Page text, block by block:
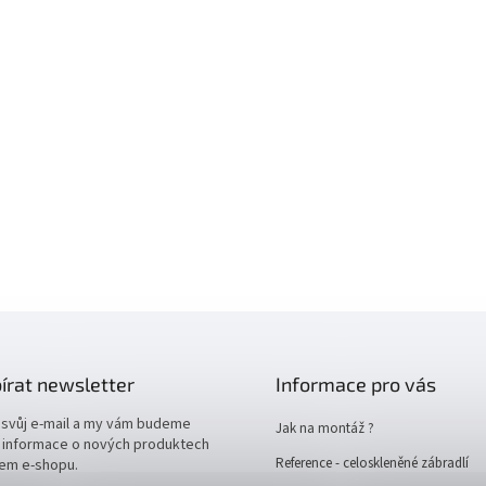
newsletter
e-mail a my vám budeme
o nových produktech
e-shopu.
Informace pro vás
Jak na montáž ?
Reference - celoskleněné zábradlí